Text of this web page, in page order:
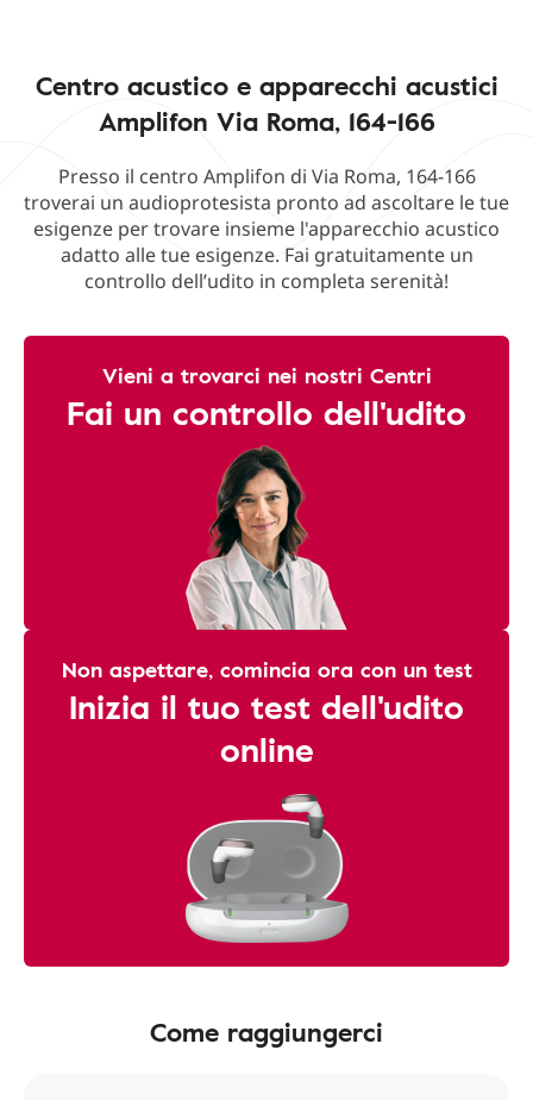
Centro acustico e apparecchi acustici
Amplifon Via Roma, 164-166
Presso il centro Amplifon di Via Roma, 164-166
troverai un audioprotesista pronto ad ascoltare le tue
esigenze per trovare insieme l'apparecchio acustico
adatto alle tue esigenze. Fai gratuitamente un
controllo dell’udito in completa serenità!
Vieni a trovarci nei nostri Centri
Fai un controllo dell'udito
Non aspettare, comincia ora con un test
Inizia il tuo test dell'udito
online
Come raggiungerci